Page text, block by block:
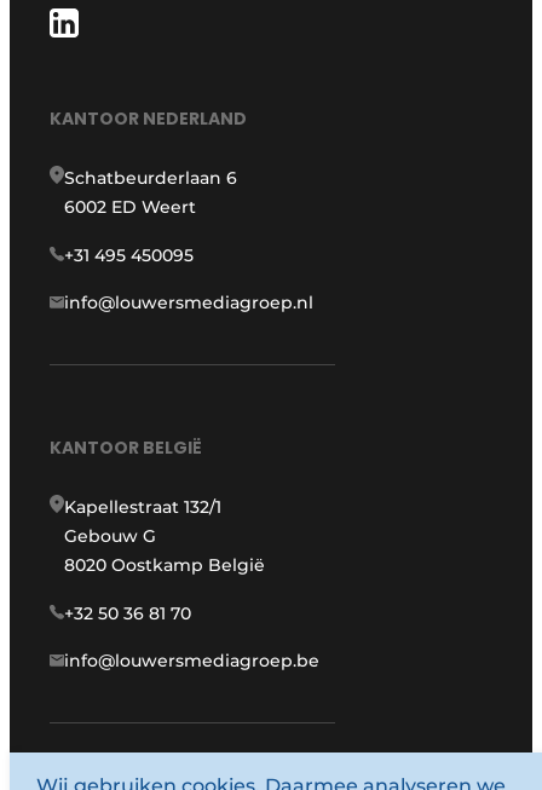
KANTOOR NEDERLAND
Schatbeurderlaan 6
6002 ED Weert
+31 495 450095
info@louwersmediagroep.nl
KANTOOR BELGIË
Kapellestraat 132/1
Gebouw G
8020 Oostkamp België
+32 50 36 81 70
info@louwersmediagroep.be
www.louwersmediagroep.com